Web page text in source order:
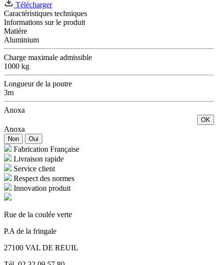
Télécharger
Caractéristiques techniques
Informations sur le produit
Matière
Aluminium
Charge maximale admissible
1000 kg
Longueur de la poutre
3m
Anoxa
OK
Anoxa
Non Oui
Fabrication Française
Livraison rapide
Service client
Respect des normes
Innovation produit
Rue de la coulée verte
P.A de la fringale
27100 VAL DE REUIL